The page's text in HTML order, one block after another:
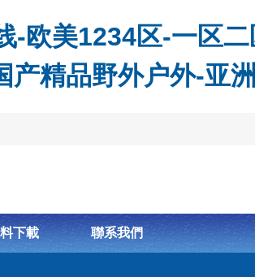
-欧美1234区-一区
精品野外户外-亚
下載 聯系我們